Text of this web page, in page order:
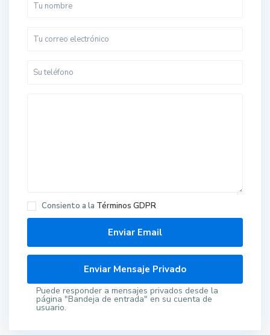
Consiento a la Términos GDPR
Puede responder a mensajes privados desde la
página "Bandeja de entrada" en su cuenta de
usuario.